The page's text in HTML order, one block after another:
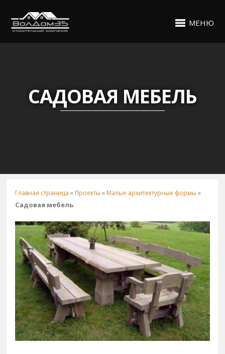
МЕНЮ
САДОВАЯ МЕБЕЛЬ
Главная страница » Проекты » Малые архитектурные формы »
Садовая мебель